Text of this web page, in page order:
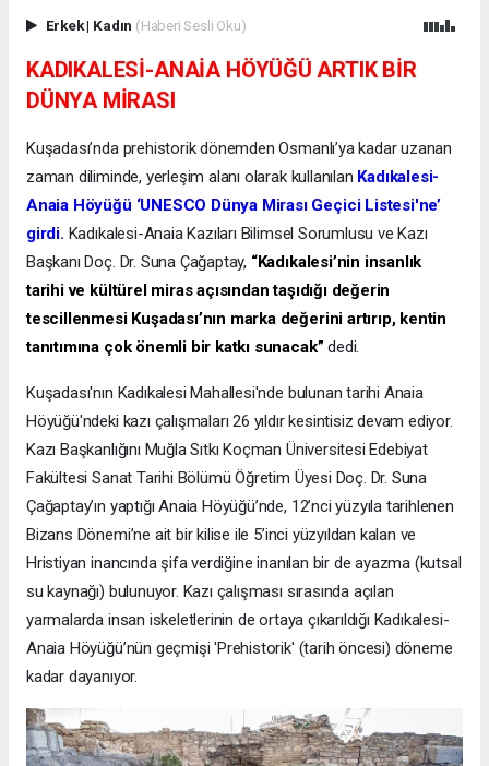
Erkek| Kadın (Haberi Sesli Oku)
KADIKALESİ-ANAİA HÖYÜĞÜ ARTIK BİR
DÜNYA MİRASI
Kuşadası’nda prehistorik dönemden Osmanlı’ya kadar uzanan
zaman diliminde, yerleşim alanı olarak kullanılan Kadıkalesi-
Anaia Höyüğü ‘UNESCO Dünya Mirası Geçici Listesi'ne’
girdi. Kadıkalesi-Anaia Kazıları Bilimsel Sorumlusu ve Kazı
Başkanı Doç. Dr. Suna Çağaptay, “Kadıkalesi’nin insanlık
tarihi ve kültürel miras açısından taşıdığı değerin
tescillenmesi Kuşadası’nın marka değerini artırıp, kentin
tanıtımına çok önemli bir katkı sunacak”dedi.
Kuşadası'nın Kadıkalesi Mahallesi'nde bulunan tarihi Anaia
Höyüğü'ndeki kazı çalışmaları 26 yıldır kesintisiz devam ediyor.
Kazı Başkanlığını Muğla Sıtkı Koçman Üniversitesi Edebiyat
Fakültesi Sanat Tarihi Bölümü Öğretim Üyesi Doç. Dr. Suna
Çağaptay’ın yaptığı Anaia Höyüğü’nde, 12’nci yüzyıla tarihlenen
Bizans Dönemi’ne ait bir kilise ile 5’inci yüzyıldan kalan ve
Hristiyan inancında şifa verdiğine inanılan bir de ayazma (kutsal
su kaynağı) bulunuyor. Kazı çalışması sırasında açılan
yarmalarda insan iskeletlerinin de ortaya çıkarıldığı Kadıkalesi-
Anaia Höyüğü’nün geçmişi 'Prehistorik' (tarih öncesi) döneme
kadar dayanıyor.